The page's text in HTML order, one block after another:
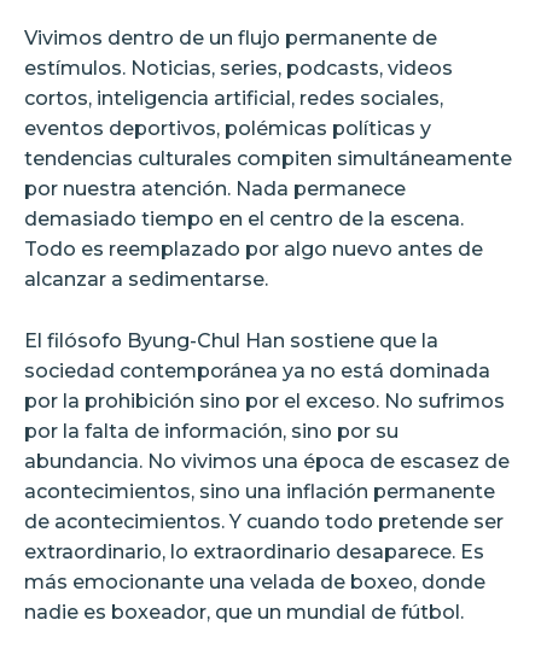
Vivimos dentro de un flujo permanente de
estímulos. Noticias, series, podcasts, videos
cortos, inteligencia artificial, redes sociales,
eventos deportivos, polémicas políticas y
tendencias culturales compiten simultáneamente
por nuestra atención. Nada permanece
demasiado tiempo en el centro de la escena.
Todo es reemplazado por algo nuevo antes de
alcanzar a sedimentarse.
El filósofo Byung-Chul Han sostiene que la
sociedad contemporánea ya no está dominada
por la prohibición sino por el exceso. No sufrimos
por la falta de información, sino por su
abundancia. No vivimos una época de escasez de
acontecimientos, sino una inflación permanente
de acontecimientos. Y cuando todo pretende ser
extraordinario, lo extraordinario desaparece. Es
más emocionante una velada de boxeo, donde
nadie es boxeador, que un mundial de fútbol.